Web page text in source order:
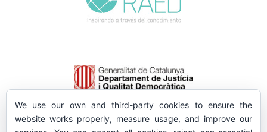
We use our own and third-party cookies to ensure the
website works properly, measure usage, and improve our